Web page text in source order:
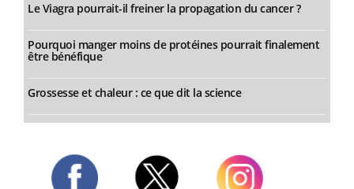
Le Viagra pourrait-il freiner la propagation du cancer ?
Pourquoi manger moins de protéines pourrait finalement
être bénéfique
Grossesse et chaleur : ce que dit la science